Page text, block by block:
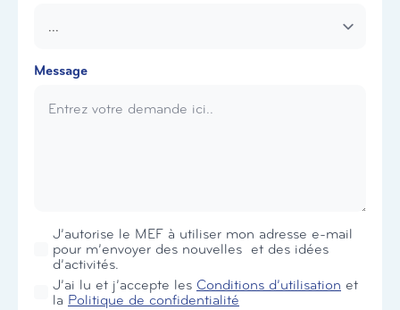
Message
Newsletter
J’autorise le MEF à utiliser mon adresse e-mail
pour m’envoyer des nouvelles et des idées
d’activités.
RGPD
J’ai lu et j’accepte les Conditions d’utilisation et
la Politique de confidentialité